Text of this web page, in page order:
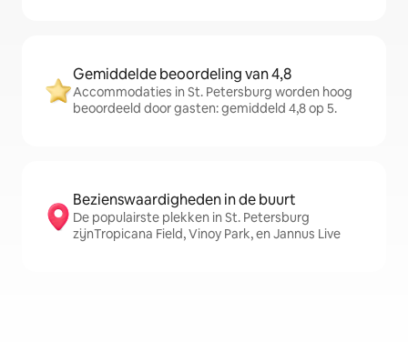
Gemiddelde beoordeling van 4,8
Accommodaties in St. Petersburg worden hoog
beoordeeld door gasten: gemiddeld 4,8 op 5.
Bezienswaardigheden in de buurt
De populairste plekken in St. Petersburg
zijnTropicana Field, Vinoy Park, en Jannus Live